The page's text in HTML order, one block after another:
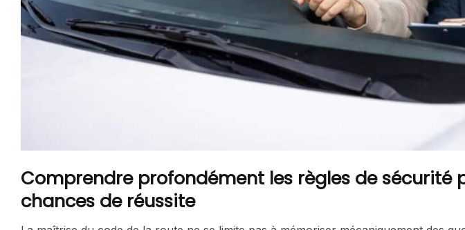
Comprendre profondément les règles de sécurité
chances de réussite